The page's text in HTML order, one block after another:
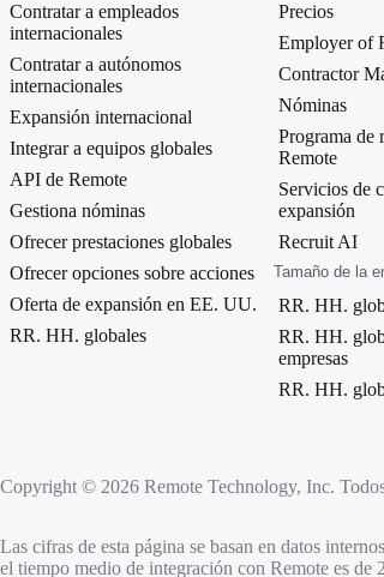
Contratar a empleados
internacionales
Contratar a autónomos
internacionales
Expansión internacional
Integrar a equipos globales
API de Remote
Gestiona nóminas
Ofrecer prestaciones globales
Ofrecer opciones sobre acciones
Oferta de expansión en EE. UU.
RR. HH. globales
Precios
Employer of
Contractor
Nóminas
Programa de
Remote
Servicios de
expansión
Recruit AI
Tamaño de la
RR. HH.
RR. HH.
empresas
RR. HH.
Copyright © 2026 Remote Technology, Inc.
Las cifras de esta página se basan en datos
el tiempo medio de integración con Remote es de